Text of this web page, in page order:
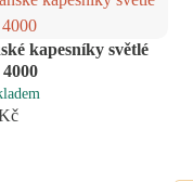
kapesníky světlé
ks